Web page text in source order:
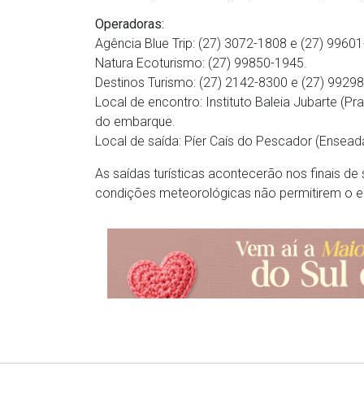
Operadoras:
Agência Blue Trip: (27) 3072-1808 e (27)
Natura Ecoturismo: (27) 99850-1945.
Destinos Turismo: (27) 2142-8300 e (27)
Local de encontro: Instituto Baleia Jubarte
do embarque.
Local de saída: Píer Caís do Pescador
As saídas turísticas acontecerão nos finais
condições meteorológicas não permitirem o